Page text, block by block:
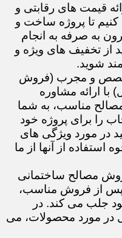
قیمت های رقابتی و
تا پروژه ساخت و
به صرفه به انجام
از تخفیف های ویژه و
شوید.
و مجرب (فروش
با ارائه مشاوره
مناسب، به شما
را برای پروژه خود
در مورد ویژگی های
استفاده از آنها از ما
مصالح ساختمانی
پس از فروش مناسب،
جلب می کند. در
در مورد محصولات، می